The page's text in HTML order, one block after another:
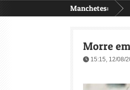
Manchetes:
Morre
15:15, 12/08/